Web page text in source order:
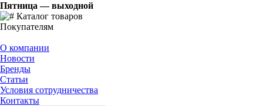
Пятница — выходной
Каталог товаров
Покупателям
О компании
Новости
Бренды
Статьи
Условия сотрудничества
Контакты